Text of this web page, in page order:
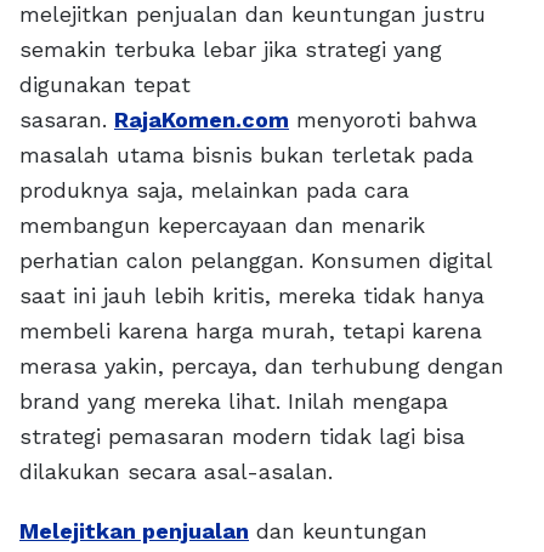
melejitkan penjualan dan keuntungan justru
semakin terbuka lebar jika strategi yang
digunakan tepat
sasaran. RajaKomen.com menyoroti bahwa
masalah utama bisnis bukan terletak pada
produknya saja, melainkan pada cara
membangun kepercayaan dan menarik
perhatian calon pelanggan. Konsumen digital
saat ini jauh lebih kritis, mereka tidak hanya
membeli karena harga murah, tetapi karena
merasa yakin, percaya, dan terhubung dengan
brand yang mereka lihat. Inilah mengapa
strategi pemasaran modern tidak lagi bisa
dilakukan secara asal-asalan.
Melejitkan penjualan dan keuntungan